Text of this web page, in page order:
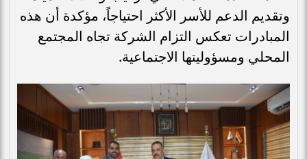
وتقديم الدعم للأسر الأكثر احتياجاً، مؤكدة أن هذه
المبادرات تعكس التزام الشركة تجاه المجتمع
المحلي ومسؤوليتها الاجتماعية.